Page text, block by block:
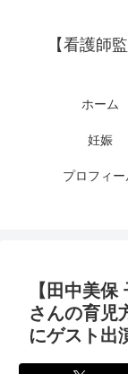
【看護師
ホーム
妊娠
プロフィー
【田中美
さんの育児
にゲスト出